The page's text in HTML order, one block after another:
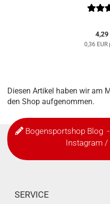
4,29
0,36 EUR
Diesen Artikel haben wir am
den Shop aufgenommen.
Bogensportshop Blog-
Instagram /
SERVICE